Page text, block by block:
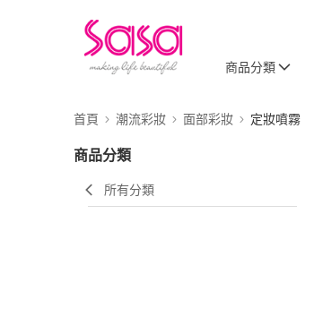
商品分類
首頁 潮流彩妝 面部彩妝 定妝噴霧
商品分類
所有分類